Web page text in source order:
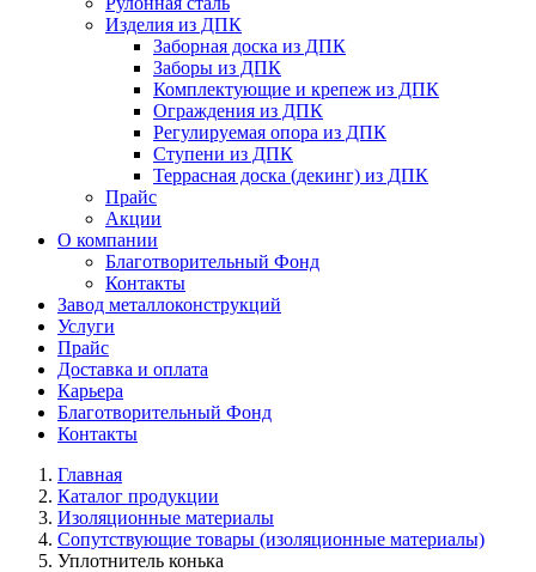
Изделия из ДПК
Заборная доска из ДПК
Заборы из ДПК
Комплектующие и крепеж из ДПК
Ограждения из ДПК
Регулируемая опора из ДПК
Ступени из ДПК
Террасная доска (декинг) из ДПК
Прайс
Акции
О компании
Благотворительный Фонд
Контакты
Завод металлоконструкций
Услуги
Прайс
Доставка и оплата
Карьера
Благотворительный Фонд
Контакты
Главная
Каталог продукции
Изоляционные материалы
Сопутствующие товары (изоляционные материалы)
Уплотнитель конька